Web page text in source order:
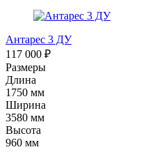
Антарес 3 ДУ
117 000 ₽
Размеры
Длина
1750 мм
Ширина
3580 мм
Высота
960 мм